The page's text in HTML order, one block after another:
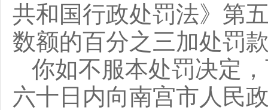
共和国行政处罚法》第
数额的百分之三加处罚
你如不服本处罚决定
六十 日内向南宫市人民